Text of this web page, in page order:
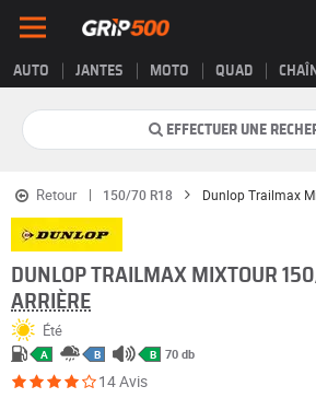
AUTO JANTES MOTO QUAD
EFFECTUER UNE
Retour 150/70 R18 Dunlop Trailmax
DUNLOP TRAILMAX MIXTOUR
ARRIÈRE
Été
A B B 70 db
14 Avis